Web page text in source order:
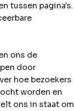
tussen pagina's.
ons de
door
hoe bezoekers
worden en
ons in staat om